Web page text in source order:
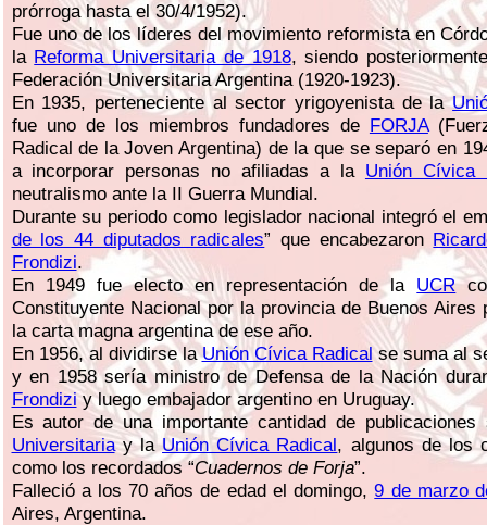
prórroga hasta el 30/4/1952).
Fue uno de los líderes del movimiento reformista en
la Reforma Universitaria de 1918, siendo
Federación Universitaria Argentina (1920-1923).
En 1935, perteneciente al sector yrigoyenista de la
fue uno de los miembros fundadores de FORJA
Radical de la Joven Argentina) de la que se separó en
a incorporar personas no afiliadas a la Unión Cívica
neutralismo ante la II Guerra Mundial.
Durante su periodo como legislador nacional integró el
de los 44 diputados radicales” que encabezaron
Frondizi.
En 1949 fue electo en representación de la UCR
Constituyente Nacional por la provincia de Buenos Aires
la carta magna argentina de ese año.
En 1956, al dividirse laUnión Cívica Radical se suma al
y en 1958 sería ministro de Defensa de la Nación
Frondiziy luego embajador argentino en Uruguay.
Es autor de una importante cantidad de
Universitariay laUnión Cívica Radical, algunos de los
como los recordados “Cuadernos de Forja”.
Falleció a los 70 años de edad el domingo,9 de marzo
Aires, Argentina.